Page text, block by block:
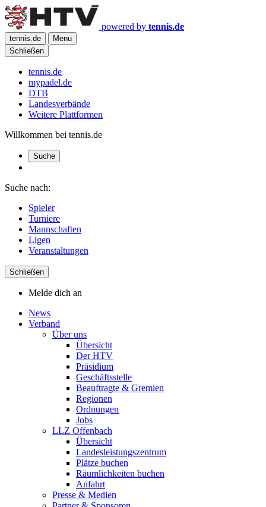
powered by tennis.de
tennis.de
Menu
Schließen
tennis.de
mypadel.de
DTB
Landesverbände
Weitere Plattformen
Willkommen bei tennis.de
Suche
Suche nach:
Spieler
Turniere
Mannschaften
Ligen
Veranstaltungen
Schließen
Melde dich an
News
Verband
Über uns
Übersicht
Der HTV
Präsidium
Geschäftsstelle
Beauftragte & Gremien
Regionen
Ordnungen
Jobs
LLZ Offenbach
Übersicht
Landesleistungszentrum
Plätze buchen
Räumlichkeiten buchen
Anfahrt
Presse & Medien